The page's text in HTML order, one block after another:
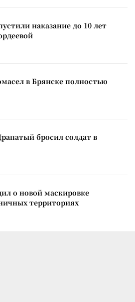
наказание до 10 лет
в Брянске полностью
бросил солдат в
о новой маскировке
территориях